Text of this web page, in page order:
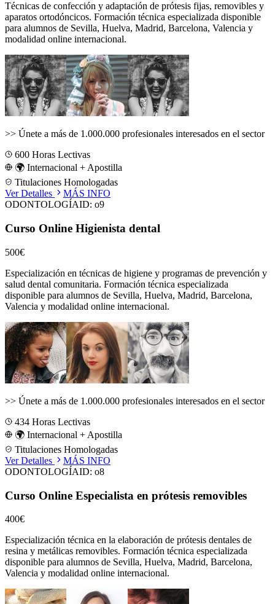
Técnicas de confección y adaptación de prótesis fijas, removibles y
aparatos ortodóncicos. Formación técnica especializada disponible
para alumnos de Sevilla, Huelva, Madrid, Barcelona, Valencia y
modalidad online internacional.
>> Únete a más de 1.000.000 profesionales interesados en el sector
600 Horas Lectivas
🌍 Internacional + Apostilla
Titulaciones Homologadas
Ver Detalles
MÁS INFO
ODONTOLOGÍAID: o9
Curso Online Higienista dental
500€
Especialización en técnicas de higiene y programas de prevención y
salud dental comunitaria. Formación técnica especializada
disponible para alumnos de Sevilla, Huelva, Madrid, Barcelona,
Valencia y modalidad online internacional.
>> Únete a más de 1.000.000 profesionales interesados en el sector
434 Horas Lectivas
🌍 Internacional + Apostilla
Titulaciones Homologadas
Ver Detalles
MÁS INFO
ODONTOLOGÍAID: o8
Curso Online Especialista en prótesis removibles
400€
Especialización técnica en la elaboración de prótesis dentales de
resina y metálicas removibles. Formación técnica especializada
disponible para alumnos de Sevilla, Huelva, Madrid, Barcelona,
Valencia y modalidad online internacional.